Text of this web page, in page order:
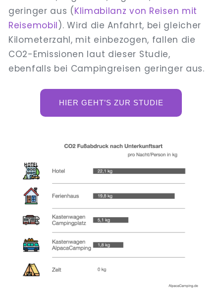
geringer aus (Klimabilanz von Reisen mit
Reisemobil ). Wird die Anfahrt, bei gleicher
Kilometerzahl, mit einbezogen, fallen die
CO2-Emissionen laut dieser Studie,
ebenfalls bei Campingreisen geringer aus.
HIER GEHT’S ZUR STUDIE